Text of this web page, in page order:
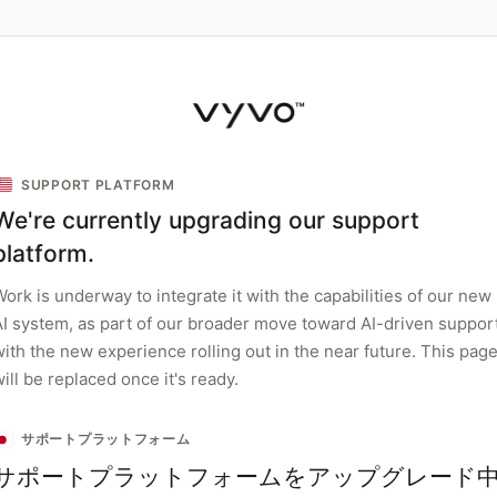
SUPPORT PLATFORM
currently upgrading our support
is underway to integrate it with the capabilities of our new
system, as part of our broader move toward AI-driven
the new experience rolling out in the near future. This page
be replaced once it's ready.
サポートプラットフォーム
ポートプラットフォームをアップグレード中